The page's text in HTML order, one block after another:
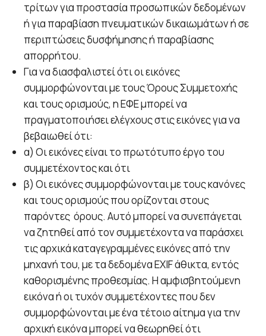
τρίτων για προστασία προσωπικών δεδομένων
ή για παραβίαση πνευματικών δικαιωμάτων ή σε
περιπτώσεις δυσφήμησης ή παραβίασης
απορρήτου.
Για να διασφαλιστεί ότι οι εικόνες
συμμορφώνονται με τους Όρους Συμμετοχής
και τους ορισμούς, η ΕΦΕ μπορεί να
πραγματοποιήσει ελέγχους στις εικόνες για να
βεβαιωθεί ότι:
α) Οι εικόνες είναι το πρωτότυπο έργο του
συμμετέχοντος και ότι
β) Οι εικόνες συμμορφώνονται με τους κανόνες
και τους ορισμούς που ορίζονται στους
παρόντες όρους. Αυτό μπορεί να συνεπάγεται
να ζητηθεί από τον συμμετέχοντα να παράσχει
τις αρχικά καταγεγραμμένες εικόνες από την
μηχανή του, με τα δεδομένα EXIF άθικτα, εντός
καθορισμένης προθεσμίας. Η αμφισβητούμενη
εικόνα ή οι τυχόν συμμετέχοντες που δεν
συμμορφώνονται με ένα τέτοιο αίτημα για την
αρχική εικόνα μπορεί να θεωρηθεί ότι